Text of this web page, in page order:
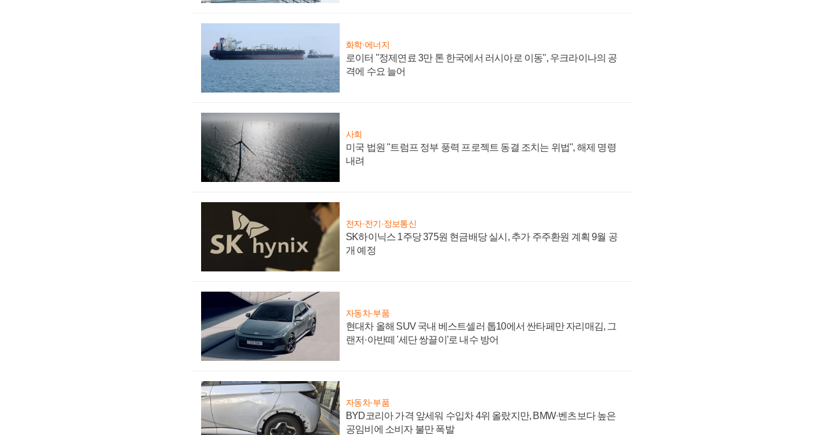
화학·에너지
로이터 "정제연료 3만 톤 한국에서 러시아로 이동", 우크라이나의 공
격에 수요 늘어
사회
미국 법원 "트럼프 정부 풍력 프로젝트 동결 조치는 위법", 해제 명령
내려
전자·전기·정보통신
SK하이닉스 1주당 375원 현금배당 실시, 추가 주주환원 계획 9월 공
개 예정
자동차·부품
현대차 올해 SUV 국내 베스트셀러 톱10에서 싼타페만 자리매김, 그
랜저·아반떼 '세단 쌍끌이'로 내수 방어
자동차·부품
BYD코리아 가격 앞세워 수입차 4위 올랐지만, BMW·벤츠보다 높은
공임비에 소비자 불만 폭발